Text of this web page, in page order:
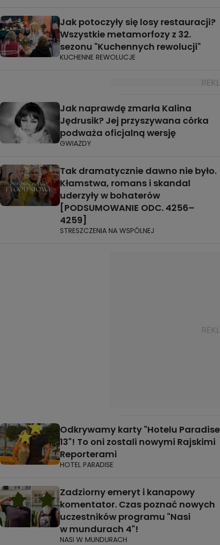
Jak potoczyły się losy restauracji?
Wszystkie metamorfozy z 32.
sezonu "Kuchennych rewolucji"
KUCHENNE REWOLUCJE
Jak naprawdę zmarła Kalina
Jędrusik? Jej przyszywana córka
podważa oficjalną wersję
GWIAZDY
Tak dramatycznie dawno nie było.
Kłamstwa, romans i skandal
uderzyły w bohaterów
[PODSUMOWANIE ODC. 4256–
4259]
STRESZCZENIA NA WSPÓLNEJ
Odkrywamy karty "Hotelu Paradise
13"! To oni zostali nowymi Rajskimi
Reporterami
HOTEL PARADISE
Zadziorny emeryt i kanapowy
komentator. Czas poznać nowych
uczestników programu "Nasi
w mundurach 4"!
NASI W MUNDURACH